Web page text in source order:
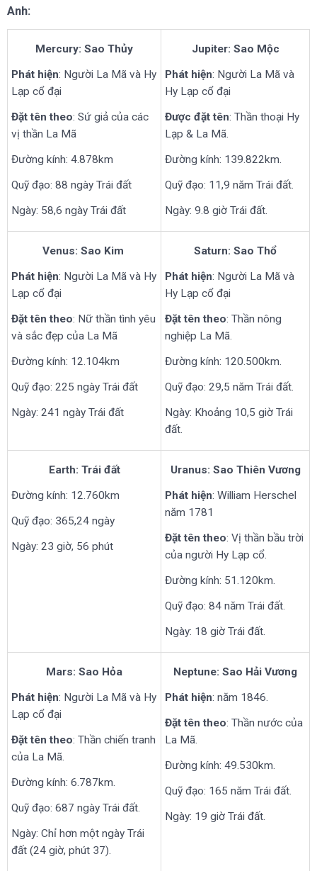
Anh:
Mercury: Sao Thủy
Phát hiện: Người La Mã và Hy
Lạp cổ đại
Đặt tên theo: Sứ giả của các
vị thần La Mã
Đường kính: 4.878km
Quỹ đạo: 88 ngày Trái đất
Ngày: 58,6 ngày Trái đất
Jupiter: Sao Mộc
Phát hiện: Người La Mã và
Hy Lạp cổ đại
Được đặt tên: Thần thoại Hy
Lạp & La Mã.
Đường kính: 139.822km.
Quỹ đạo: 11,9 năm Trái đất.
Ngày: 9.8 giờ Trái đất.
Venus: Sao Kim
Phát hiện: Người La Mã và Hy
Lạp cổ đại
Đặt tên theo: Nữ thần tình yêu
và sắc đẹp của La Mã
Đường kính: 12.104km
Quỹ đạo: 225 ngày Trái đất
Ngày: 241 ngày Trái đất
Saturn: Sao Thổ
Phát hiện: Người La Mã và
Hy Lạp cổ đại
Đặt tên theo: Thần nông
nghiệp La Mã.
Đường kính: 120.500km.
Quỹ đạo: 29,5 năm Trái đất.
Ngày: Khoảng 10,5 giờ Trái
đất.
Earth: Trái đất
Đường kính: 12.760km
Quỹ đạo: 365,24 ngày
Ngày: 23 giờ, 56 phút
Uranus: Sao Thiên Vương
Phát hiện: William Herschel
năm 1781
Đặt tên theo: Vị thần bầu trời
của người Hy Lạp cổ.
Đường kính: 51.120km.
Quỹ đạo: 84 năm Trái đất.
Ngày: 18 giờ Trái đất.
Mars: Sao Hỏa
Phát hiện: Người La Mã và Hy
Lạp cổ đại
Đặt tên theo: Thần chiến tranh
của La Mã.
Đường kính: 6.787km.
Quỹ đạo: 687 ngày Trái đất.
Ngày: Chỉ hơn một ngày Trái
đất (24 giờ, phút 37).
Neptune: Sao Hải Vương
Phát hiện: năm 1846.
Đặt tên theo: Thần nước của
La Mã.
Đường kính: 49.530km.
Quỹ đạo: 165 năm Trái đất.
Ngày: 19 giờ Trái đất.